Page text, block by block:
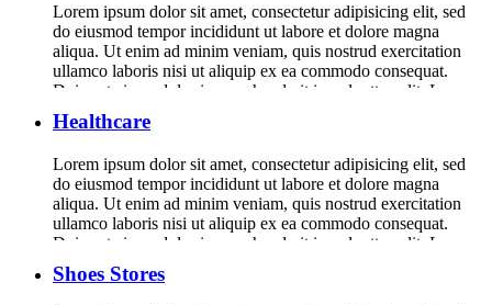
Lorem ipsum dolor sit amet, consectetur adipisicing elit, sed
do eiusmod tempor incididunt ut labore et dolore magna
aliqua. Ut enim ad minim veniam, quis nostrud exercitation
ullamco laboris nisi ut aliquip ex ea commodo consequat.
Duis aute irure dolor in reprehenderit in voluptte velit. Lorem
ipsum dolor sit amet, consectetur adipisicing elit, sed do […]
Healthcare
Lorem ipsum dolor sit amet, consectetur adipisicing elit, sed
do eiusmod tempor incididunt ut labore et dolore magna
aliqua. Ut enim ad minim veniam, quis nostrud exercitation
ullamco laboris nisi ut aliquip ex ea commodo consequat.
Duis aute irure dolor in reprehenderit in voluptte velit. Lorem
ipsum dolor sit amet, consectetur adipisicing elit, sed do […]
Shoes Stores